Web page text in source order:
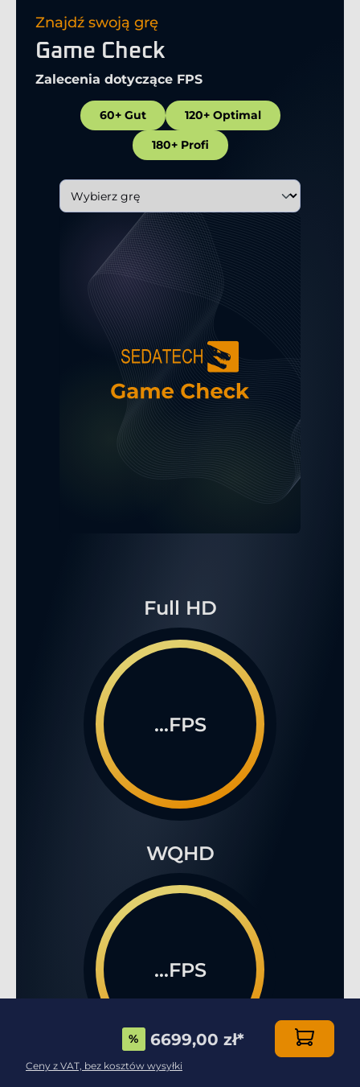
Znajdź swoją grę
Game Check
Zalecenia dotyczące FPS
60+ Gut 120+ Optimal
180+ Profi
Full HD
...FPS
WQHD
...FPS
% 6699,00 zł*
Ceny z VAT, bez kosztów wysyłki